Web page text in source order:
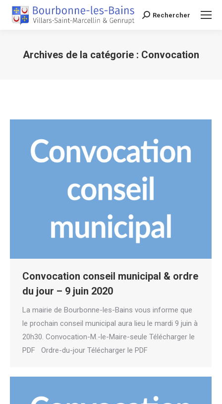
Recherche
Rechercher
Archives de la catégorie : Convocation
Convocation conseil municipal & ordre
du jour – 9 juin 2020
La mairie de Bourbonne-les-Bains vous informe que
le prochain conseil municipal aura lieu le mardi 9 juin à
20h30. Convocation-M.-le-Maire-seule Télécharger le
PDF Ordre-du-jour Télécharger le PDF